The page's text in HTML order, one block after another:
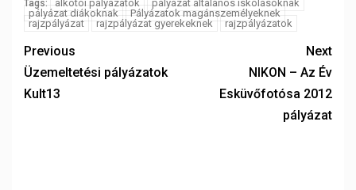
Tags: alkotói pályázatok
pályázat általános iskolásoknak
pályázat diákoknak
Pályázatok magánszemélyeknek
rajzpályázat
rajzpályázat gyerekeknek rajzpályázatok
Previous
Üzemeltetési pályázatok
Kult13
Next
NIKON – Az Év
Esküvőfotósa 2012
pályázat